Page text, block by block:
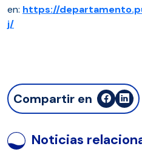
en: https://
j/
Compartir en
Noticias